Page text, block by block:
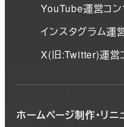
YouTube運営コン
インスタグラム運
X(旧:Twitter)運営
ホームページ制作・リニ